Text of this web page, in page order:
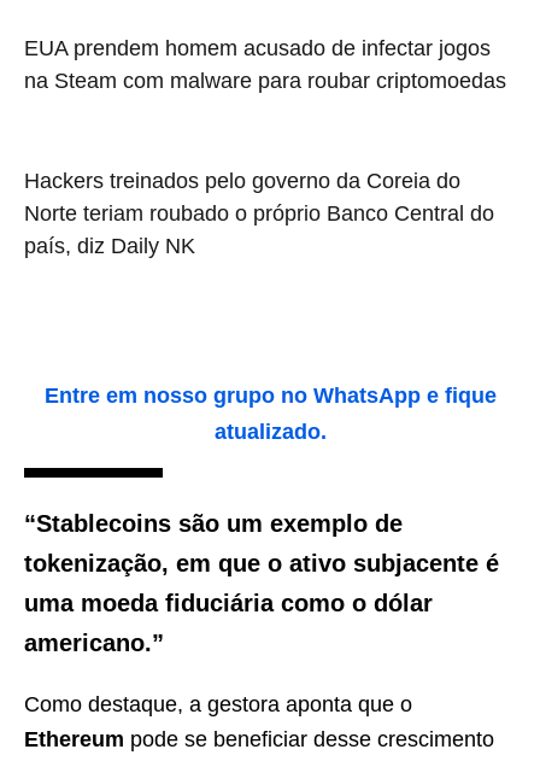
EUA prendem homem acusado de infectar jogos
na Steam com malware para roubar criptomoedas
Hackers treinados pelo governo da Coreia do
Norte teriam roubado o próprio Banco Central do
país, diz Daily NK
Entre em nosso grupo no WhatsApp e fique
atualizado.
“Stablecoins são um exemplo de
tokenização, em que o ativo subjacente é
uma moeda fiduciária como o dólar
americano.”
Como destaque, a gestora aponta que o
Ethereum pode se beneficiar desse crescimento